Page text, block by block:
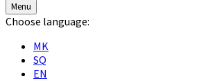
Menu
Choose language:
MK
SQ
EN